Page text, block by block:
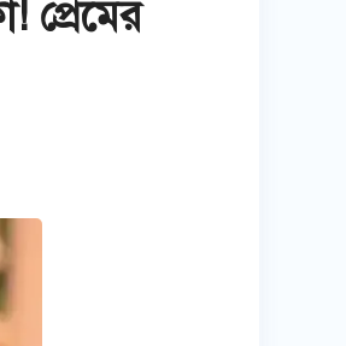
প্রেমের